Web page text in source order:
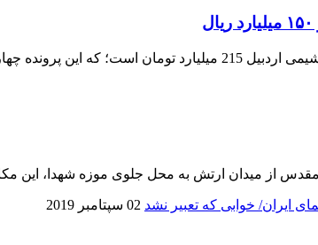
متهم اصلی دارد.
از میدان ارتش به محل جلوی موزه شهدا، این
02 سپتامبر 2019